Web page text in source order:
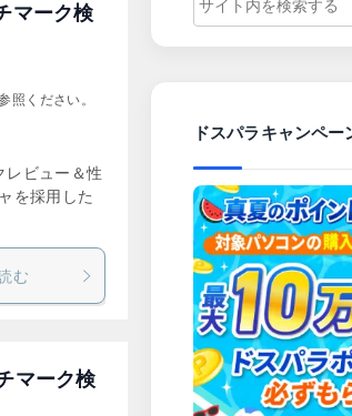
マーク検
照ください。
ビュー＆性
を採用した
む
マーク検
ドスパラキャンペー